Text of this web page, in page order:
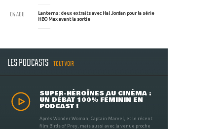
Lanterns : deux extraits avec Hal Jordan pour la série
HBO Max avant la sortie
04 AOU
LES PODCASTS TOUT VOIR
SUPER-HÉROÏNES AU CINÉMA :
UN DÉBAT 100% FÉMININ EN
PODCAST !
Après Wonder Woman, Captain Marvel, et le récent
film Birds of Prey, mais aussi avec la venue proche